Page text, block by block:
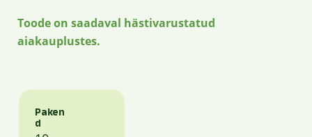
Toode on saadaval hästivarustatud
aiakauplustes.
Paken
d